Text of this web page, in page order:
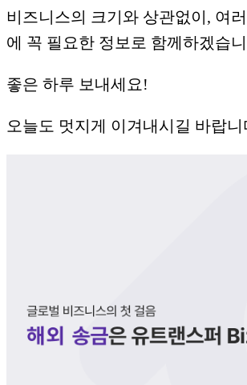
비즈니스의 크기와 상관없이, 여
에 꼭 필요한 정보로 함께하겠습
좋은 하루 보내세요!
오늘도 멋지게 이겨내시길 바랍